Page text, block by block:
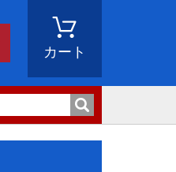
カート